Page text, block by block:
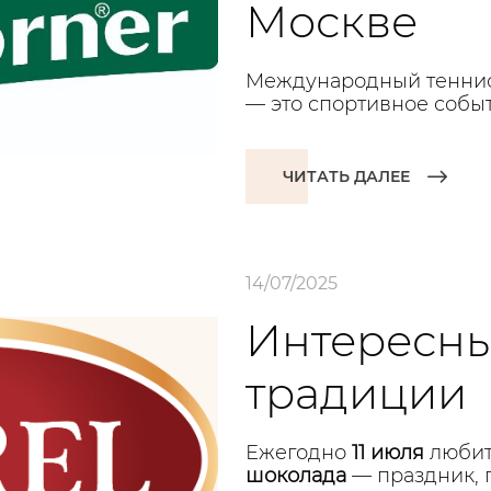
Москве
Международный
— это спортивное
ЧИТАТЬ ДАЛЕЕ
14/07/2025
традиции
Ежегодно 11 июля
шоколада — праздник,